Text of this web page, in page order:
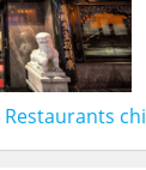
Restaurants